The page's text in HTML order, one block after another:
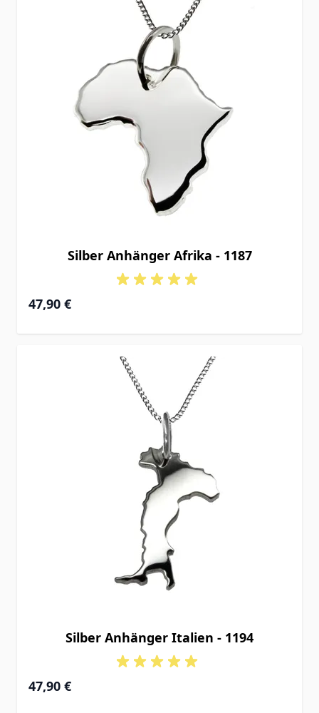
Silber Anhänger Afrika - 1187
47,90 €
Silber Anhänger Italien - 1194
47,90 €